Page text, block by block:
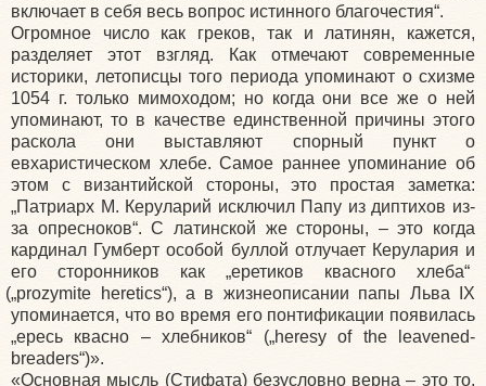
включает в себя весь вопрос истинного благочестия“.
Огромное число как греков, так и латинян, кажется,
разделяет этот взгляд. Как отмечают современные
историки, летописцы того периода упоминают о схизме
1054 г. только мимоходом; но когда они все же о ней
упоминают, то в качестве единственной причины этого
раскола они выставляют спорный пункт о
евхаристическом хлебе. Самое раннее упоминание об
этом с византийской стороны, это простая заметка:
„Патриарх М. Керуларий исключил Папу из диптихов из-
за опресноков“. С латинской же стороны, – это когда
кардинал Гумберт особой буллой отлучает Керулария и
его сторонников как „еретиков квасного хлеба“
(„prozymite heretics“), а в жизнеописании папы Льва IX
упоминается, что во время его понтификации появилась
„ересь квасно – хлебников“
(„heresy of the leavened-
breaders“)».
«Основная мысль (Стифата) безусловно верна – это то,